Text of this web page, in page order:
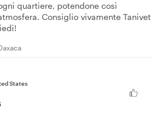
quartiere, potendone così
Consiglio vivamente Tanivet
States